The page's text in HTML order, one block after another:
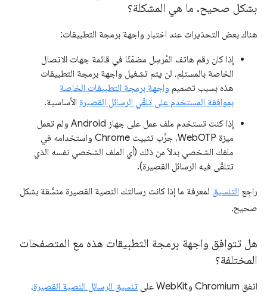
بشكل صحيح. ما هي المشكلة؟
هناك بعض التحذيرات عند اختبار واجهة برمجة التطبيقات:
إذا كان رقم هاتف المُرسِل مضمّنًا في قائمة جهات الاتصال
الخاصة بالمستلِم، لن يتم تشغيل واجهة برمجة التطبيقات
هذه بسبب تصميم واجهة برمجة التطبيقات الخاصة
بموافقة المستخدم على تلقّي الرسائل القصيرة الأساسية.
إذا كنت تستخدم ملف عمل على جهاز Android ولم تعمل
ميزة WebOTP، جرِّب تثبيت Chrome واستخدامه في
ملفك الشخصي بدلاً من ذلك (أي الملف الشخصي نفسه الذي
تتلقّى فيه الرسائل القصيرة).
راجِع التنسيق لمعرفة ما إذا كانت رسالتك النصية القصيرة منسَّقة بشكل
صحيح.
هل تتوافق واجهة برمجة التطبيقات هذه مع المتصفحات
المختلفة؟
اتفق Chromium وWebKit على تنسيق الرسائل النصية القصيرة،